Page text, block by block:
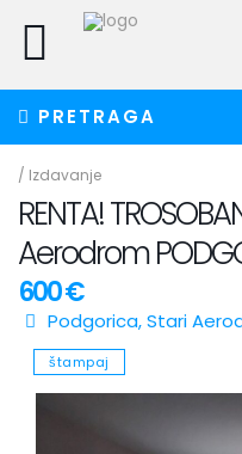
PRETRAGA
/ Izdavanje
RENTA!
Aerodrom
600 €
Podgorica,Stari
štampaj